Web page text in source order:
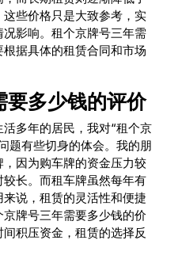
些价格只是大致参考，实
影响。租个京牌号三年需
据具体的租赁合同和市场
要多少钱的评价
多年的居民，我对“租个京
题有些切身的体会。我的朋
因为购车牌的资金压力较
长。而租车牌虽然每年有
说，租赁的灵活性和便捷
牌号三年需要多少钱的价
积压资金，租赁的选择反